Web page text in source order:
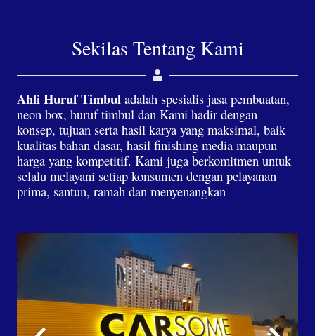
Sekilas Tentang Kami
Ahli Huruf Timbul adalah spesialis jasa pembuatan,
neon box, huruf timbul dan Kami hadir dengan
konsep, tujuan serta hasil karya yang maksimal, baik
kualitas bahan dasar, hasil finishing media maupun
harga yang kompetitif. Kami juga berkomitmen untuk
selalu melayani setiap konsumen dengan pelayanan
prima, santun, ramah dan menyenangkan